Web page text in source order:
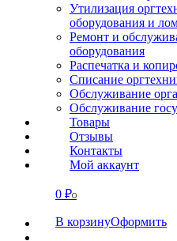
Утилизация
оборудования и
Ремонт и
оборудования
Распечатка и
Списание
Обслуживание
Обслуживание
Товары
Отзывы
Контакты
Мой аккаунт
0 ₽0
В корзинуОформить
СВЯЗАТЬСЯ
О нас